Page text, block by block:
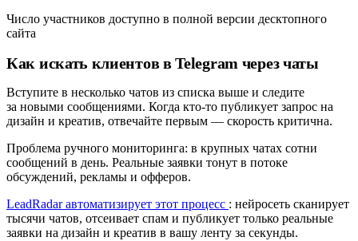
Число участников доступно в полной версии десктопного
сайта
Как искать клиентов в Telegram через чаты
Вступите в несколько чатов из списка выше и следите
за новыми сообщениями. Когда кто-то публикует запрос на
дизайн и креатив, отвечайте первым — скорость критична.
Проблема ручного мониторинга: в крупных чатах сотни
сообщений в день. Реальные заявки тонут в потоке
обсуждений, рекламы и офферов.
LeadRadar автоматизирует этот процесс : нейросеть сканирует
тысячи чатов, отсеивает спам и публикует только реальные
заявки на дизайн и креатив в вашу ленту за секунды.